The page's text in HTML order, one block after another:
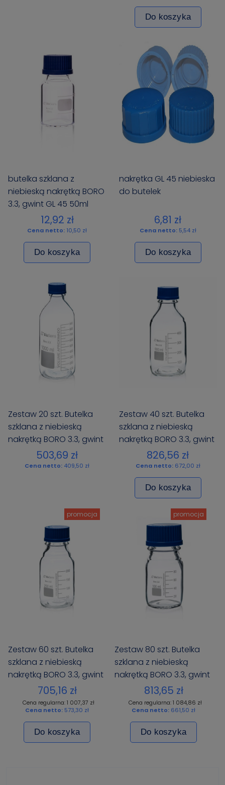
Do koszyka
butelka szklana z
niebieską nakrętką BORO
3.3, gwint GL 45 50ml
12,92 zł
Cena netto: 10,50 zł
Do koszyka
nakrętka GL 45 niebieska
do butelek
6,81 zł
Cena netto: 5,54 zł
Do koszyka
Zestaw 20 szt. Butelka
szklana z niebieską
nakrętką BORO 3.3, gwint
GL 45 1000ml BIOSENS
503,69 zł
Cena netto: 409,50 zł
Zestaw 40 szt. Butelka
szklana z niebieską
nakrętką BORO 3.3, gwint
GL 45 500ml BIOSENS
826,56 zł
Cena netto: 672,00 zł
Do koszyka
Zestaw 60 szt. Butelka
szklana z niebieską
nakrętką BORO 3.3, gwint
GL 45 250ml BIOSENS
705,16 zł
Cena regularna: 1 007,37 zł
Cena netto: 573,30 zł
Do koszyka
promocja
Zestaw 80 szt. Butelka
szklana z niebieską
nakrętką BORO 3.3, gwint
GL 45 100ml BIOSENS
813,65 zł
Cena regularna: 1 084,86 zł
Cena netto: 661,50 zł
Do koszyka
promocja